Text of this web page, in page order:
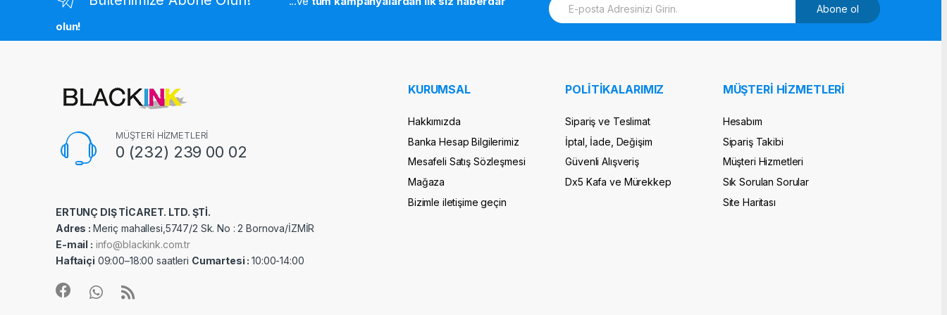
olun!
m
Abone ol
MÜŞTERİ HİZMETLERİ
0 (232) 239 00 02
ERTUNÇ DIŞ TİCARET. LTD. ŞTİ.
Adres : Meriç mahallesi,5747/2 Sk. No : 2 Bornova/İZMİR
E-mail : info@blackink.com.tr
Haftaiçi 09:00–18:00 saatleri Cumartesi :10:00-14:00
KURUMSAL
Hakkımızda
Banka Hesap Bilgilerimiz
Mesafeli Satış Sözleşmesi
Mağaza
Bizimle iletişime geçin
POLİTİKALARIMIZ
Sipariş ve Teslimat
İptal, İade, Değişim
Güvenli Alışveriş
Dx5 Kafa ve Mürekkep
MÜŞTERİ HİZMETLERİ
Hesabım
Sipariş Takibi
Müşteri Hizmetleri
Sık Sorulan Sorular
Site Haritası